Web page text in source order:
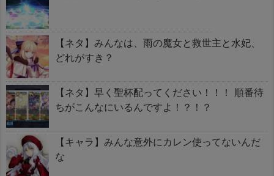
【ネタ】みんなは、雨の魔女と救世主と水妃、
どれがすき？
【ネタ】早く聖杯配ってください！！！ 順番待
ちがこんなにいるんですよ！？！？
【キャラ】みんな意外にカレン使ってないんだ
な